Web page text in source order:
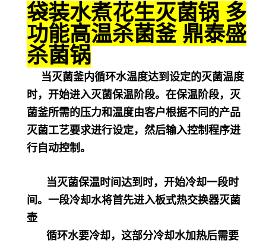
袋装水煮花生灭菌锅 多
功能高温杀菌釜 鼎泰盛
杀菌锅
当灭菌釜内循环水温度达到设定的灭菌温度
时，开始进入灭菌保温阶段。在保温阶段，灭
菌釜所需的压力和温度由客户根据不同的产品
灭菌工艺要求进行设定，然后输入控制程序进
行自动控制。
当灭菌保温时间达到时，开始冷却一段时
间。一段冷却水将首先进入板式热交换器灭菌
壶
循环水要冷却，这部分冷却水加热后需要